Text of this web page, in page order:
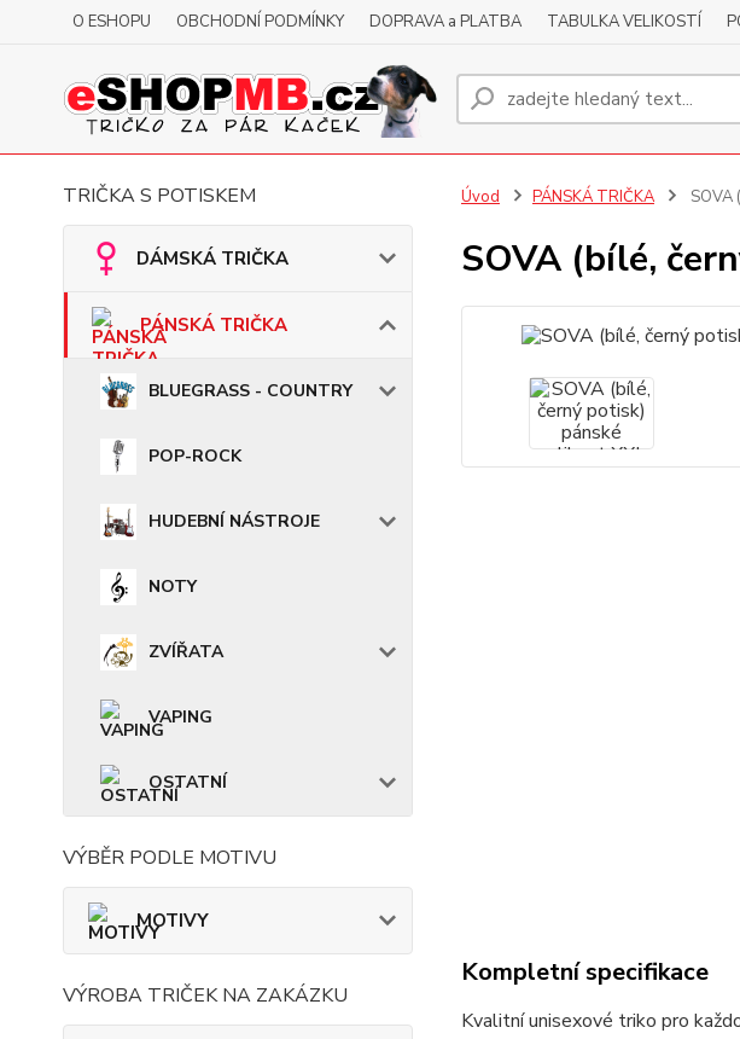
O ESHOPU OBCHODNÍ PODMÍNKY DOPRAVA a PLATBA TABULKA VELIKOSTÍ
TRIČKA S POTISKEM
DÁMSKÁ TRIČKA
PÁNSKÁ TRIČKA
BLUEGRASS - COUNTRY
POP-ROCK
HUDEBNÍ NÁSTROJE
NOTY
ZVÍŘATA
VAPING
OSTATNÍ
VÝBĚR PODLE MOTIVU
MOTIVY
VÝROBA TRIČEK NA ZAKÁZKU
Úvod PÁNSKÁ TRIČKA SOVA
SOVA (bílé,
Kompletní specifikace
Kvalitní unisexové triko pro